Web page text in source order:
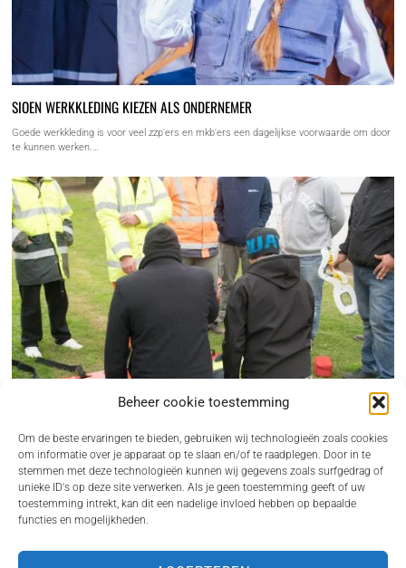
Beheer cookie toestemming
Om de beste ervaringen te bieden, gebruiken wij technologieën zoals cookies
om informatie over je apparaat op te slaan en/of te raadplegen. Door in te
stemmen met deze technologieën kunnen wij gegevens zoals surfgedrag of
unieke ID's op deze site verwerken. Als je geen toestemming geeft of uw
toestemming intrekt, kan dit een nadelige invloed hebben op bepaalde
functies en mogelijkheden.
SIOEN WERKKLEDING KIEZEN ALS ONDERNEMER
Goede werkkleding is voor veel zzp'ers en mkb'ers een dagelijkse voorwaarde om door
te kunnen werken.…
BHV CURSUS REGELEN ALS ONDERNEMER ZONDER GEDOE
Een incident op de werkvloer komt nooit gelegen. Juist dan wil je dat iemand direct